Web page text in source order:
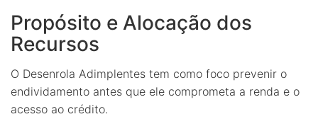
Propósito e Alocação dos
Recursos
O Desenrola Adimplentes tem como foco prevenir o
endividamento antes que ele comprometa a renda e o
acesso ao crédito.